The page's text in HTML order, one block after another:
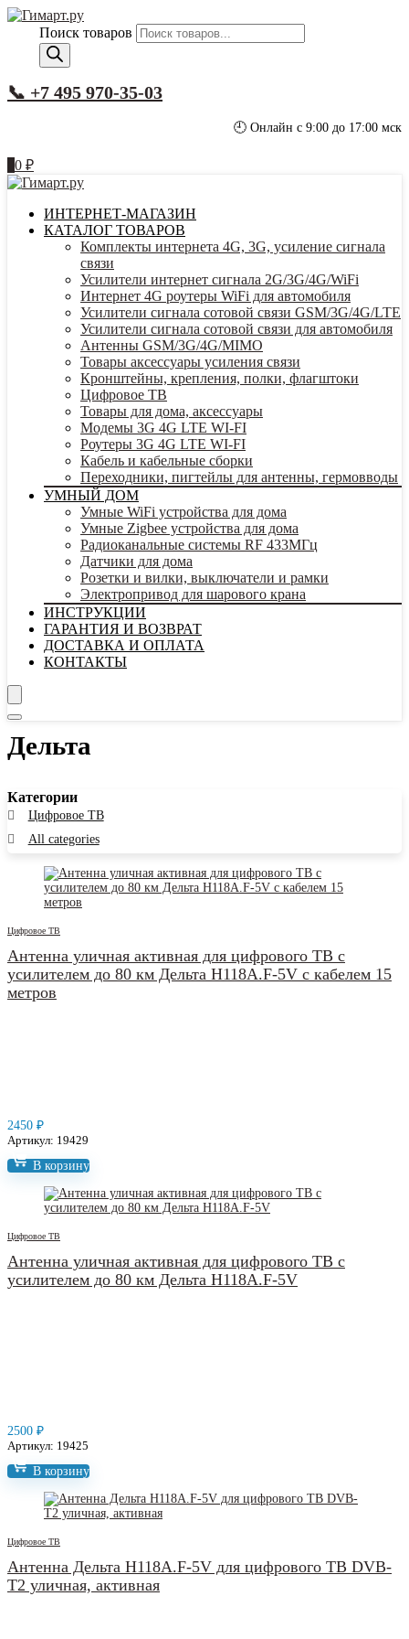
Поиск товаров
📞 +7 495 970-35-03
🕘 Онлайн с 9:00 до 17:00 мск
0 ₽
ИНТЕРНЕТ-МАГАЗИН
КАТАЛОГ ТОВАРОВ
Комплекты интернета 4G, 3G, усиление сигнала
связи
Усилители интернет сигнала 2G/3G/4G/WiFi
Интернет 4G роутеры WiFi для автомобиля
Усилители сигнала сотовой связи GSM/3G/4G/LTE
Усилители сигнала сотовой связи для автомобиля
Антенны GSM/3G/4G/MIMO
Товары аксессуары усиления связи
Кронштейны, крепления, полки, флагштоки
Цифровое ТВ
Товары для дома, аксессуары
Модемы 3G 4G LTE WI-FI
Роутеры 3G 4G LTE WI-FI
Кабель и кабельные сборки
Переходники, пигтейлы для антенны, гермовводы
УМНЫЙ ДОМ
Умные WiFi устройства для дома
Умные Zigbee устройства для дома
Радиоканальные системы RF 433МГц
Датчики для дома
Розетки и вилки, выключатели и рамки
Электропривод для шарового крана
ИНСТРУКЦИИ
ГАРАНТИЯ И ВОЗВРАТ
ДОСТАВКА И ОПЛАТА
КОНТАКТЫ
Дельта
Категории
Цифровое ТВ
All categories
Цифровое ТВ
Антенна уличная активная для цифрового ТВ с
усилителем до 80 км Дельта Н118А.F‑5V с кабелем 15
метров
2450 ₽
Артикул: 19429
В корзину
Цифровое ТВ
Антенна уличная активная для цифрового ТВ с
усилителем до 80 км Дельта Н118А.F‑5V
2500 ₽
Артикул: 19425
В корзину
Цифровое ТВ
Антенна Дельта Н118А.F‑5V для цифрового ТВ DVB-
T2 уличная, активная